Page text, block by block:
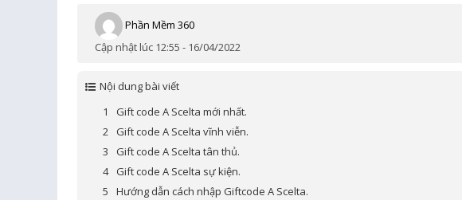
Phần Mềm 360
Cập nhật lúc 12:55 - 16/04/2022
Nội dung bài viết
Gift code A Scelta mới nhất.
Gift code A Scelta vĩnh viễn.
Gift code A Scelta tân thủ.
Gift code A Scelta sự kiện.
Hướng dẫn cách nhập Giftcode A Scelta.